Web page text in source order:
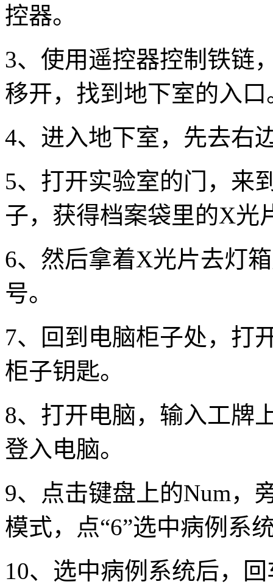
控器。
3、使用遥控器控制铁链
移开，找到地下室的入口
4、进入地下室，先去右
5、打开实验室的门，来
子，获得档案袋里的X光
6、然后拿着X光片去灯
号。
7、回到电脑柜子处，打
柜子钥匙。
8、打开电脑，输入工牌
登入电脑。
9、点击键盘上的Num，
模式，点“6”选中病例系
10、选中病例系统后，